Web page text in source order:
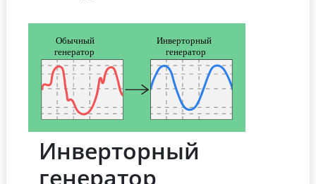
Инверторный
генератор